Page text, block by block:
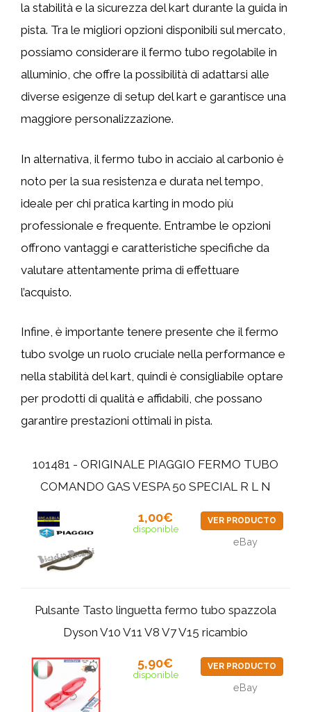
la stabilità e la sicurezza del kart durante la guida in
pista. Tra le migliori opzioni disponibili sul mercato,
possiamo considerare il fermo tubo regolabile in
alluminio, che offre la possibilità di adattarsi alle
diverse esigenze di setup del kart e garantisce una
maggiore personalizzazione.
In alternativa, il fermo tubo in acciaio al carbonio è
noto per la sua resistenza e durata nel tempo,
ideale per chi pratica karting in modo più
professionale e frequente. Entrambe le opzioni
offrono vantaggi e caratteristiche specifiche da
valutare attentamente prima di effettuare
l’acquisto.
Infine, è importante tenere presente che il fermo
tubo svolge un ruolo cruciale nella performance e
nella stabilità del kart, quindi è consigliabile optare
per prodotti di qualità e affidabili, che possano
garantire prestazioni ottimali in pista.
101481 - ORIGINALE PIAGGIO FERMO TUBO
COMANDO GAS VESPA 50 SPECIAL R L N
1,00€
disponible
VER PRODUCTO
eBay
Pulsante Tasto linguetta fermo tubo spazzola
Dyson V10 V11 V8 V7 V15 ricambio
5,90€
disponible
VER PRODUCTO
eBay